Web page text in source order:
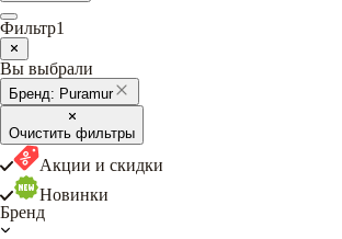
Фильтр1
Вы выбрали
Бренд: Puramur
Очистить фильтры
Акции и скидки
Новинки
Бренд